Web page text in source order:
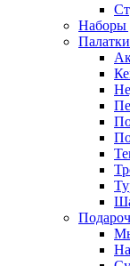
Наборы
Палатки